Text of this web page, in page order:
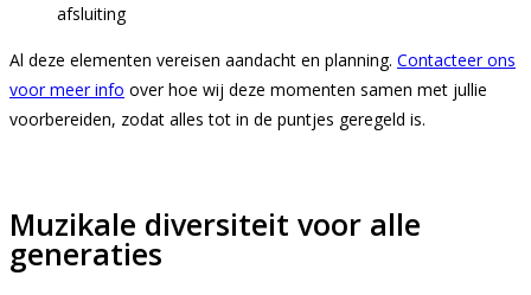
afsluiting
Al deze elementen vereisen aandacht en planning. Contacteer ons
voor meer info over hoe wij deze momenten samen met jullie
voorbereiden, zodat alles tot in de puntjes geregeld is.
Muzikale diversiteit voor alle
generaties